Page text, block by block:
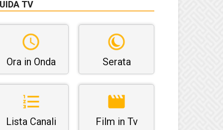
TV
Ora in Onda Serata
Lista Canali Film in Tv